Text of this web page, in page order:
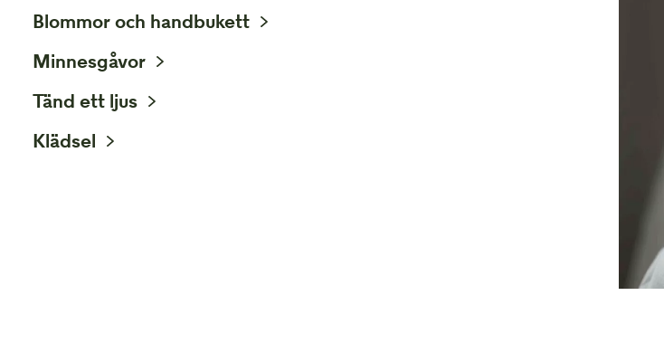
Blommor och handbukett
Minnesgåvor
Tänd ett ljus
Klädsel